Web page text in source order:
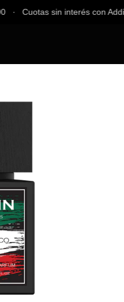
sin interés con Addi,